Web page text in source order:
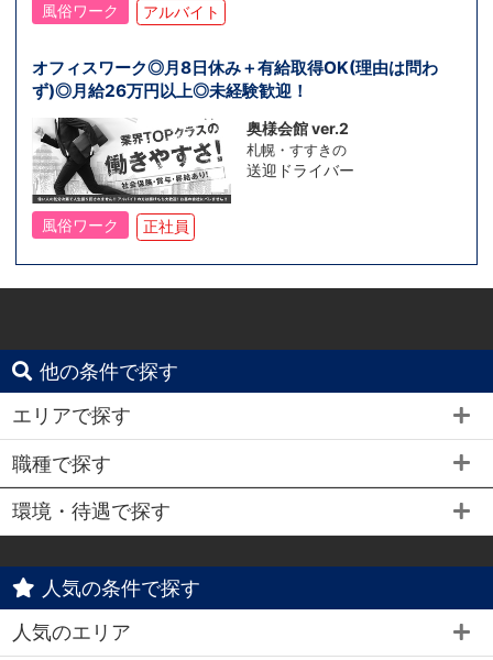
風俗ワーク アルバイト
オフィスワーク◎月8日休み＋有給取得OK(理由は問わ
ず)◎月給26万円以上◎未経験歓迎！
奥様会館 ver.2
札幌・すすきの
送迎ドライバー
風俗ワーク 正社員
他の条件で探す
エリアで探す
職種で探す
環境・待遇で探す
人気の条件で探す
人気のエリア